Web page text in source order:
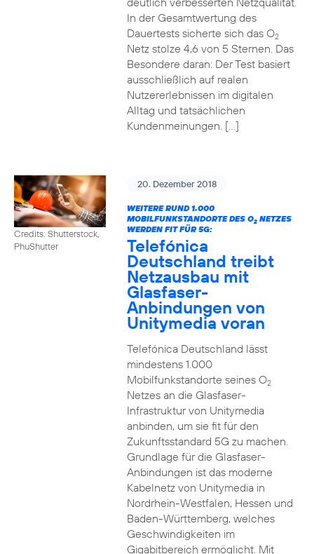
In der Gesamtwertung des
Dauertests sicherte sich das O2
Netz stolze 4,6 von 5 Sternen. Das
Besondere daran: Der Test basiert
ausschließlich auf realen
Nutzererlebnissen im digitalen
Alltag und tatsächlichen
Kundenmeinungen. […]
Credits: Shutterstock,
PhuShutter
20. Dezember 2018
WEITERE RUND 1.000
MOBILFUNKSTANDORTE DES O2NETZES
WERDEN FIT FÜR 5G:
Telefónica
Deutschland treibt
Netzausbau mit
Glasfaser-
Anbindungen von
Unitymedia voran
Telefónica Deutschland lässt
mindestens 1.000
Mobilfunkstandorte seines O2
Netzes an die Glasfaser-
Infrastruktur von Unitymedia
anbinden, um sie fit für den
Zukunftsstandard 5G zu machen.
Grundlage für die Glasfaser-
Anbindungen ist das moderne
Kabelnetz von Unitymedia in
Nordrhein-Westfalen, Hessen und
Baden-Württemberg, welches
Geschwindigkeiten im
Gigabitbereich ermöglicht. Mit